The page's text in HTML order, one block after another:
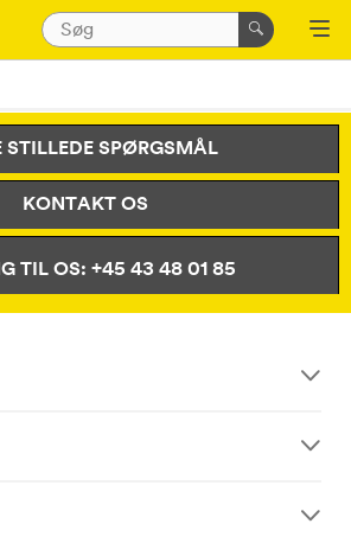
STILLEDE SPØRGSMÅL
KONTAKT OS
TIL OS: +45 43 48 01 85